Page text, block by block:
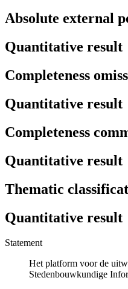
Absolute external
Quantitative result
Completeness
Quantitative result
Completeness
Quantitative result
Thematic
Quantitative result
Statement
Het platform voor de
Stedenbouwkundige